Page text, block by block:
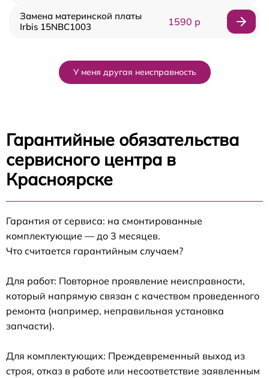
Замена материнской платы
Irbis 15NBC1003
1590 р
У меня другая неисправность
Гарантийные обязательства
сервисного центра в
Красноярске
Гарантия от сервиса: на смонтированные
комплектующие — до 3 месяцев.
Что считается гарантийным случаем?
Для работ: Повторное проявление неисправности,
который напрямую связан с качеством проведенного
ремонта (например, неправильная установка
запчасти).
Для комплектующих: Преждевременный выход из
строя, отказ в работе или несоответствие заявленным